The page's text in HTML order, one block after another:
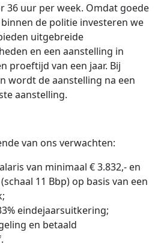
36 uur per week. Omdat goede
de politie investeren we
uitgebreide
en een aanstelling in
proeftijd van een jaar. Bij
wordt de aanstelling na een
aanstelling.
van ons verwachten:
van minimaal € 3.832,- en
11 Bbp) op basis van een
eindejaarsuitkering;
en betaald